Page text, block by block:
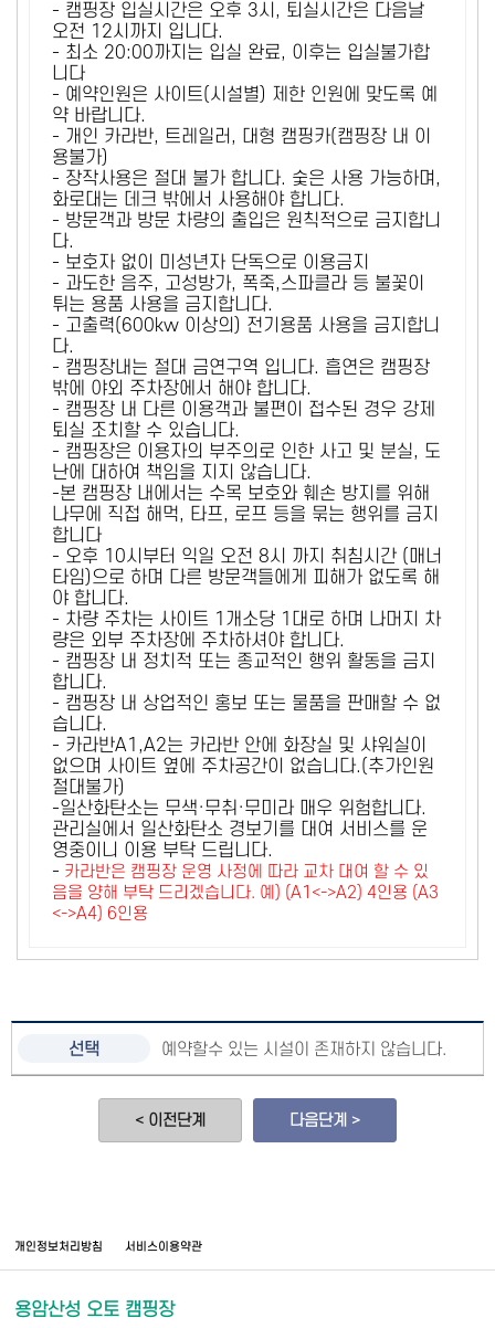
- 캠핑장 입실시간은 오후 3시, 퇴실시간은 다음날
오전 12시까지 입니다.
- 최소 20:00까지는 입실 완료, 이후는 입실불가합
니다
- 예약인원은 사이트(시설별) 제한 인원에 맞도록 예
약 바랍니다.
- 개인 카라반, 트레일러, 대형 캠핑카(캠핑장 내 이
용불가)
- 장작사용은 절대 불가 합니다. 숯은 사용 가능하며,
화로대는 데크 밖에서 사용해야 합니다.
- 방문객과 방문 차량의 출입은 원칙적으로 금지합니
다.
- 보호자 없이 미성년자 단독으로 이용금지
- 과도한 음주, 고성방가, 폭죽,스파클라 등 불꽃이
튀는 용품 사용을 금지합니다.
- 고출력(600kw 이상의) 전기용품 사용을 금지합니
다.
- 캠핑장내는 절대 금연구역 입니다. 흡연은 캠핑장
밖에 야외 주차장에서 해야 합니다.
- 캠핑장 내 다른 이용객과 불편이 접수된 경우 강제
퇴실 조치할 수 있습니다.
- 캠핑장은 이용자의 부주의로 인한 사고 및 분실, 도
난에 대하여 책임을 지지 않습니다.
-본 캠핑장 내에서는 수목 보호와 훼손 방지를 위해
나무에 직접 해먹, 타프, 로프 등을 묶는 행위를 금지
합니다
- 오후 10시부터 익일 오전 8시 까지 취침시간 (매너
타임)으로 하며 다른 방문객들에게 피해가 없도록 해
야 합니다.
- 차량 주차는 사이트 1개소당 1대로 하며 나머지 차
량은 외부 주차장에 주차하셔야 합니다.
- 캠핑장 내 정치적 또는 종교적인 행위 활동을 금지
합니다.
- 캠핑장 내 상업적인 홍보 또는 물품을 판매할 수 없
습니다.
- 카라반A1,A2는 카라반 안에 화장실 및 샤워실이
없으며 사이트 옆에 주차공간이 없습니다.(추가인원
절대불가)
-일산화탄소는 무색·무취·무미라 매우 위험합니다.
관리실에서 일산화탄소 경보기를 대여 서비스를 운
영중이니 이용 부탁 드립니다.
- 카라반은 캠핑장 운영 사정에 따라 교차 대여 할 수 있
음을 양해 부탁 드리겠습니다. 예) (A1<->A2) 4인용 (A3
<->A4) 6인용
예약할수 있는 시설이 존재하지 않습니다.
< 이전단계 다음단계 >
개인정보처리방침 서비스이용약관
용암산성 오토 캠핑장